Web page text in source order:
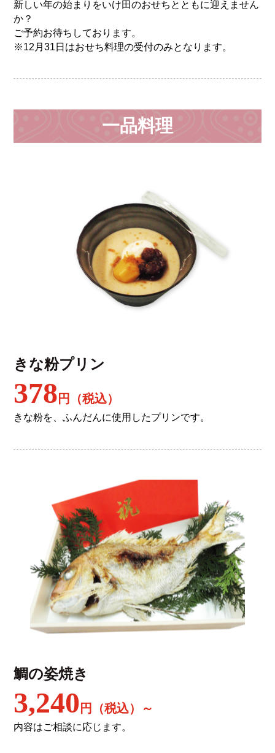
新しい年の始まりをいけ田のおせちとともに迎えません
か？
ご予約お待ちしております。
※12月31日はおせち料理の受付のみとなります。
一品料理
きな粉プリン
378 円（税込）
きな粉を、ふんだんに使用したプリンです。
鯛の姿焼き
3,240 円（税込）～
内容はご相談に応じます。